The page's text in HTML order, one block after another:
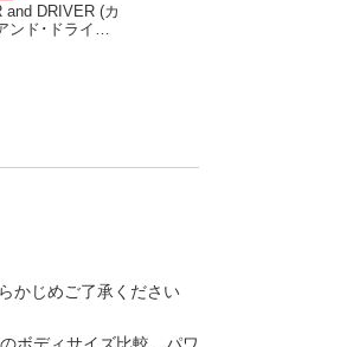
and DRIVER (カ
ンド･ドライバ
かじめご了承ください
ボディサイズ比較、パワ